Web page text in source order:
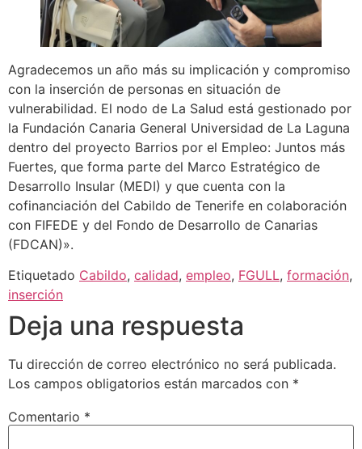
Agradecemos un año más su implicación y compromiso
con la inserción de personas en situación de
vulnerabilidad. El nodo de La Salud está gestionado por
la Fundación Canaria General Universidad de La Laguna
dentro del proyecto Barrios por el Empleo: Juntos más
Fuertes, que forma parte del Marco Estratégico de
Desarrollo Insular (MEDI) y que cuenta con la
cofinanciación del Cabildo de Tenerife en colaboración
con FIFEDE y del Fondo de Desarrollo de Canarias
(FDCAN)».
Etiquetado Cabildo, calidad, empleo, FGULL, formación,
inserción
Deja una respuesta
Tu dirección de correo electrónico no será publicada.
Los campos obligatorios están marcados con *
Comentario *